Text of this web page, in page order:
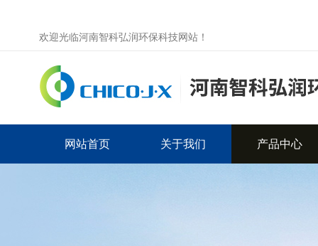
欢迎光临河南智科弘润环保科技网站！
网站首页 关于我们 产品中心